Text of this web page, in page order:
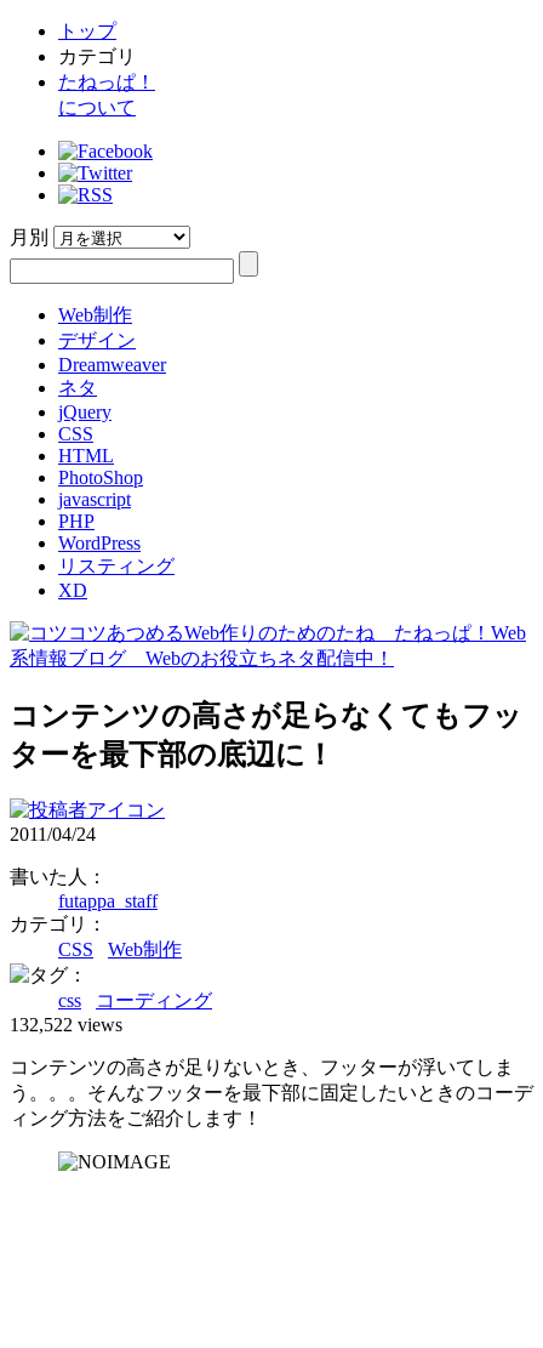
トップ
カテゴリ
たねっぱ！
について
月別
Web制作
デザイン
Dreamweaver
ネタ
jQuery
CSS
HTML
PhotoShop
javascript
PHP
WordPress
リスティング
XD
コンテンツの高さが足らなくてもフッ
ターを最下部の底辺に！
2011/04/24
書いた人：
futappa_staff
カテゴリ：
CSS
Web制作
：
css
コーディング
132,522 views
コンテンツの高さが足りないとき、フッターが浮いてしま
う。。。そんなフッターを最下部に固定したいときのコーデ
ィング方法をご紹介します！